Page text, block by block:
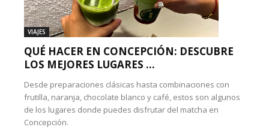
VIAJES
QUÉ HACER EN CONCEPCIÓN: DESCUBRE
LOS MEJORES LUGARES ...
Desde preparaciones clásicas hasta combinaciones con
frutilla, naranja, chocolate blanco y café, estos son algunos
de los lugares donde puedes disfrutar del matcha en
Concepción.